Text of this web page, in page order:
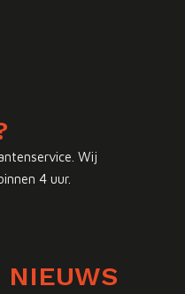
Wij
4 uur.
NIEUWS